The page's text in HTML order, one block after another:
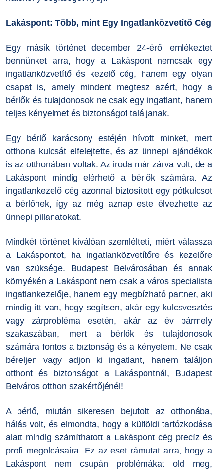
Lakáspont: Több, mint Egy Ingatlanközvetítő Cég
Egy másik történet december 24-éről emlékeztet
bennünket arra, hogy a Lakáspont nemcsak egy
ingatlanközvetítő és kezelő cég, hanem egy olyan
csapat is, amely mindent megtesz azért, hogy a
bérlők és tulajdonosok ne csak egy ingatlant, hanem
teljes kényelmet és biztonságot találjanak.
Egy bérlő karácsony estéjén hívott minket, mert
otthona kulcsát elfelejtette, és az ünnepi ajándékok
is az otthonában voltak. Az iroda már zárva volt, de a
Lakáspont mindig elérhető a bérlők számára. Az
ingatlankezelő cég azonnal biztosított egy pótkulcsot
a bérlőnek, így az még aznap este élvezhette az
ünnepi pillanatokat.
Mindkét történet kiválóan szemlélteti, miért válassza
a Lakáspontot, ha ingatlanközvetítőre és kezelőre
van szüksége. Budapest Belvárosában és annak
környékén a Lakáspont nem csak a város specialista
ingatlankezelője, hanem egy megbízható partner, aki
mindig itt van, hogy segítsen, akár egy kulcsvesztés
vagy zárprobléma esetén, akár az év bármely
szakaszában, mert a bérlők és tulajdonosok
számára fontos a biztonság és a kényelem. Ne csak
béreljen vagy adjon ki ingatlant, hanem találjon
otthont és biztonságot a Lakáspontnál, Budapest
Belváros otthon szakértőjénél!
A bérlő, miután sikeresen bejutott az otthonába,
hálás volt, és elmondta, hogy a külföldi tartózkodása
alatt mindig számíthatott a Lakáspont cég precíz és
profi megoldásaira. Ez az eset rámutat arra, hogy a
Lakáspont nem csupán problémákat old meg,